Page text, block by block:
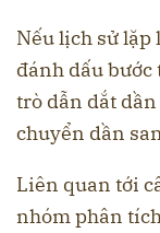
Nếu lịch sử lặp
đánh dấu
trò dẫn dắt
chuyển dần
Liên quan tới
nhóm phân